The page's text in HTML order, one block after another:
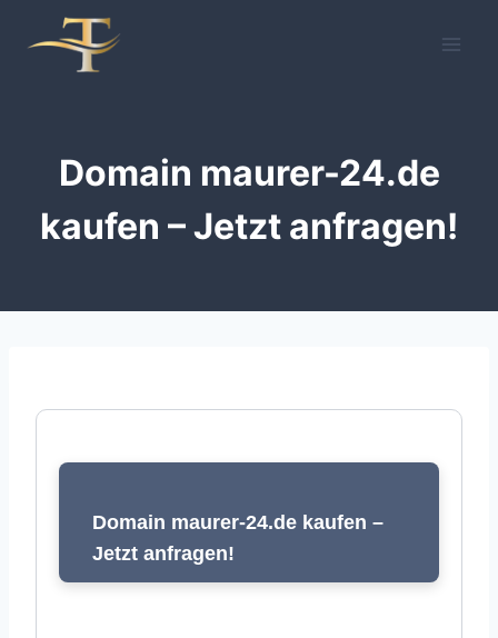
Inhalt
Domain maurer-24.de
kaufen – Jetzt anfragen!
Domain maurer-24.de kaufen –
Jetzt anfragen!